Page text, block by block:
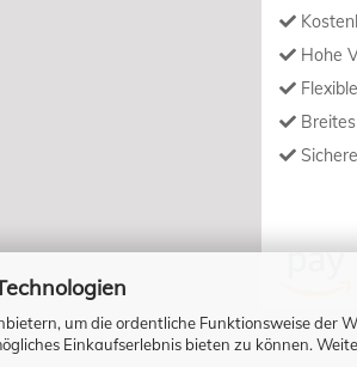
um die ordentliche Funktionsweise der
Einkaufserlebnis bieten zu können.
Hohe